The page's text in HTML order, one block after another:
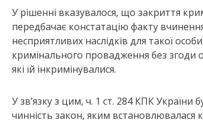
У рішенні вказувалося, що закриття
передбачає констатацію факту
несприятливих наслідків для такої
кримінального провадження без згоди
які їй інкримінувалися.
У зв’язку з цим, ч. 1 ст. 284 КПК
чинність закон, яким встановлювалася